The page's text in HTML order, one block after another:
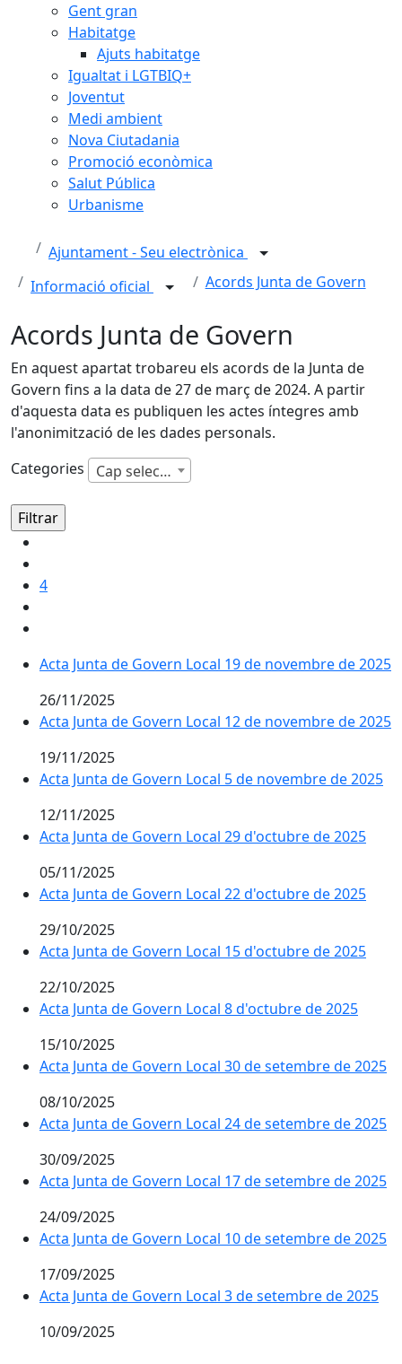
Gent gran
Habitatge
Ajuts habitatge
Igualtat i LGTBIQ+
Joventut
Medi ambient
Nova Ciutadania
Promoció econòmica
Salut Pública
Urbanisme
Ajuntament - Seu electrònica
Informació oficial
Acords Junta de Govern
Acords Junta de Govern
En aquest apartat trobareu els acords de la Junta de
Govern fins a la data de 27 de març de 2024. A partir
d'aquesta data es publiquen les actes íntegres amb
l'anonimització de les dades personals.
Categories
Cap selecció
4
Acta Junta de Govern Local 19 de novembre de 2025
26/11/2025
Acta Junta de Govern Local 12 de novembre de 2025
19/11/2025
Acta Junta de Govern Local 5 de novembre de 2025
12/11/2025
Acta Junta de Govern Local 29 d'octubre de 2025
05/11/2025
Acta Junta de Govern Local 22 d'octubre de 2025
29/10/2025
Acta Junta de Govern Local 15 d'octubre de 2025
22/10/2025
Acta Junta de Govern Local 8 d'octubre de 2025
15/10/2025
Acta Junta de Govern Local 30 de setembre de 2025
08/10/2025
Acta Junta de Govern Local 24 de setembre de 2025
30/09/2025
Acta Junta de Govern Local 17 de setembre de 2025
24/09/2025
Acta Junta de Govern Local 10 de setembre de 2025
17/09/2025
Acta Junta de Govern Local 3 de setembre de 2025
10/09/2025